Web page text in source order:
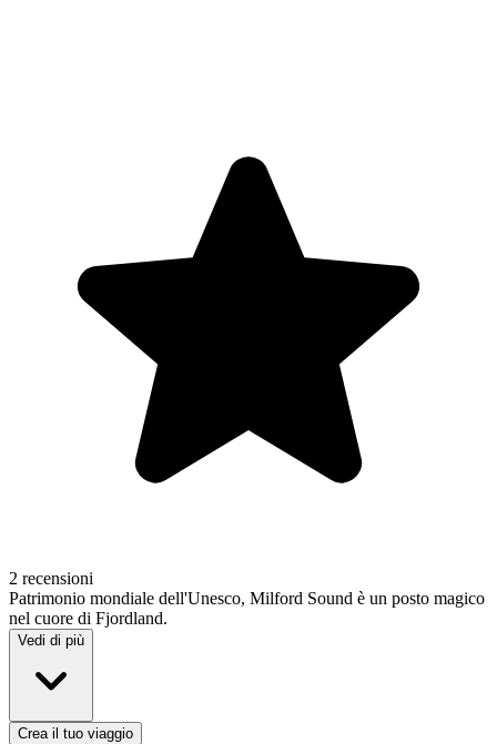
2 recensioni
Patrimonio mondiale dell'Unesco, Milford Sound è un posto magico
nel cuore di Fjordland.
Vedi di più
Crea il tuo viaggio